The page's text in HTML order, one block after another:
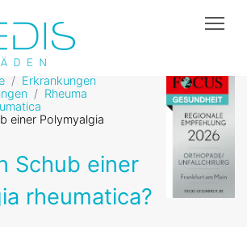
Erkrankungen
Rheuma
einer Polymyalgia
Schub einer
rheumatica?